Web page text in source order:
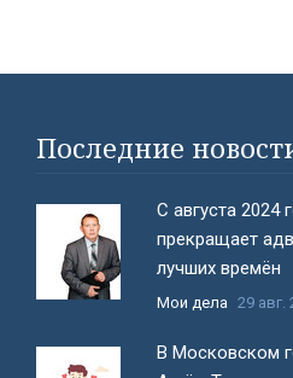
Последние
С августа 2024
прекращает
лучших времён
Мои дела 29 авг.
В Московском